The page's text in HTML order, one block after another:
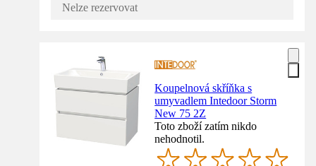
Nelze rezervovat
Koupelnová skříňka s
umyvadlem Intedoor Storm
New 75 2Z
Toto zboží zatím nikdo
nehodnotil.